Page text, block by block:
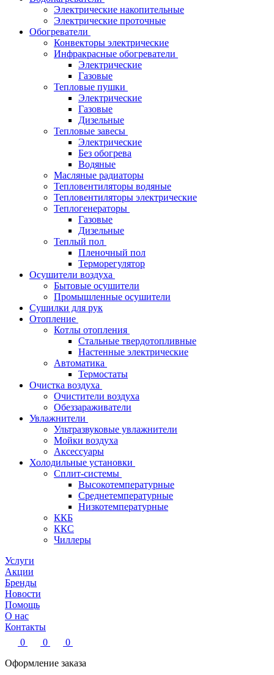
Электрические накопительные
Электрические проточные
Обогреватели
Конвекторы электрические
Инфракрасные обогреватели
Электрические
Газовые
Тепловые пушки
Электрические
Газовые
Дизельные
Тепловые завесы
Электрические
Без обогрева
Водяные
Масляные радиаторы
Тепловентиляторы водяные
Тепловентиляторы электрические
Теплогенераторы
Газовые
Дизельные
Теплый пол
Пленочный пол
Терморегулятор
Осушители воздуха
Бытовые осушители
Промышленные осушители
Сушилки для рук
Отопление
Котлы отопления
Стальные твердотопливные
Настенные электрические
Автоматика
Термостаты
Очистка воздуха
Очистители воздуха
Обеззараживатели
Увлажнители
Ультразвуковые увлажнители
Мойки воздуха
Аксессуары
Холодильные установки
Сплит-системы
Высокотемпературные
Среднетемпературные
Низкотемпературные
ККБ
ККС
Чиллеры
Услуги
Акции
Бренды
Новости
Помощь
О нас
Контакты
0
0
0
Оформление заказа